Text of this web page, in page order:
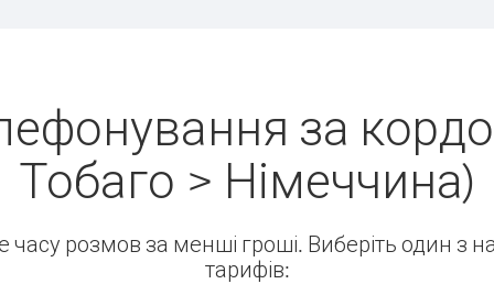
за
Тобаго > Німеччина)
часу розмов за менші гроші. Виберіть один з
тарифів: